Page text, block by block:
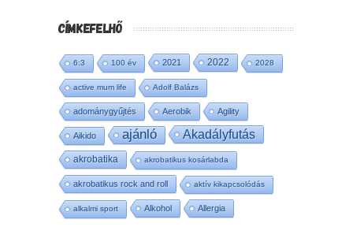
CÍMKEFELHŐ
6:3 100 év 2021 2022 2028
active mum life Adolf Balázs
adománygyűjtés Aerobik Agility
Aikido ajánló Akadályfutás
akrobatika akrobatikus kosárlabda
akrobatikus rock and roll aktív kikapcsolódás
alkalmi sport Alkohol Allergia